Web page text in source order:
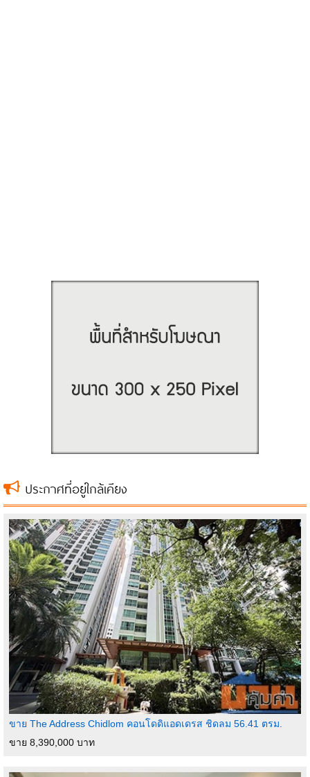
ประกาศที่อยู่ใกล้เคียง
ขาย The Address Chidlom คอนโดดิแอดเดรส ชิดลม 56.41 ตรม.
ขาย 8,390,000 บาท